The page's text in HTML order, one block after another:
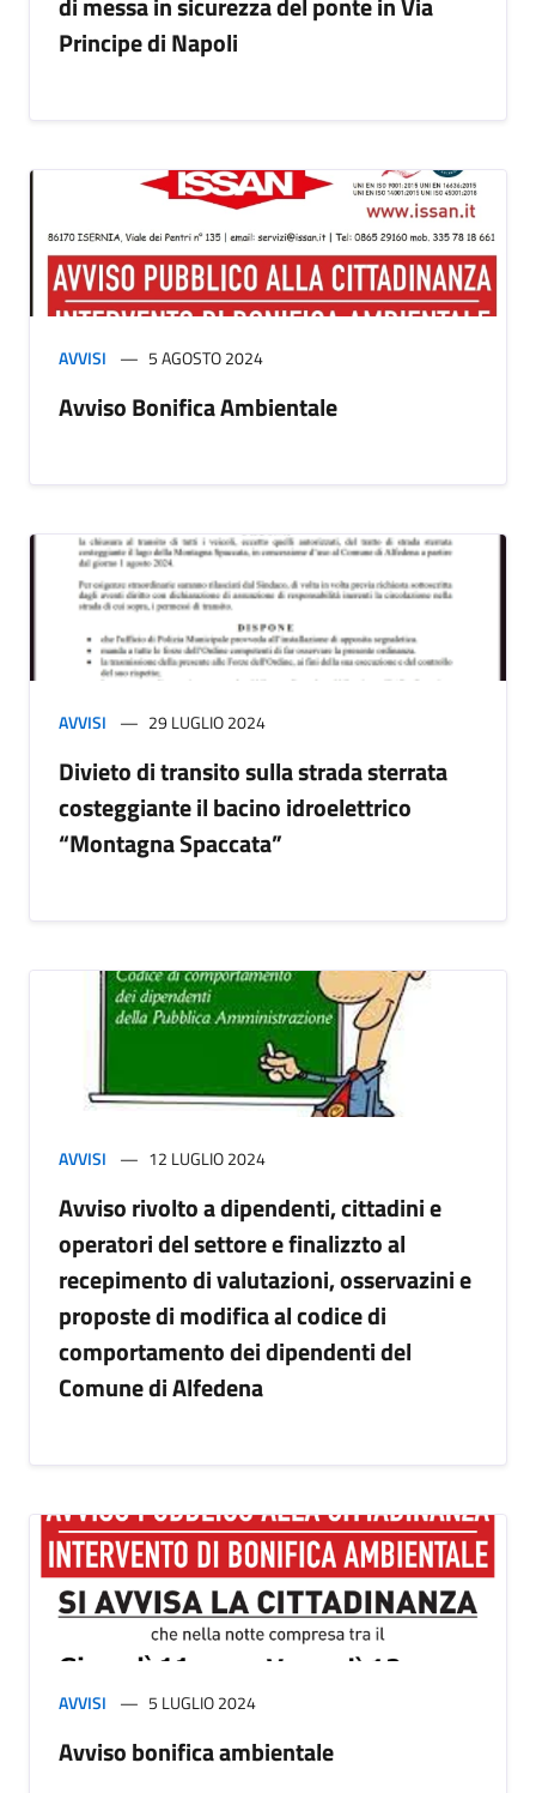
Principe di Napoli
AVVISI 5 AGOSTO 2024
Avviso Bonifica Ambientale
AVVISI 29 LUGLIO 2024
Divieto di transito sulla strada sterrata
costeggiante il bacino idroelettrico
“Montagna Spaccata”
AVVISI 12 LUGLIO 2024
Avviso rivolto a dipendenti, cittadini e
operatori del settore e finalizzto al
recepimento di valutazioni, osservazini e
proposte di modifica al codice di
comportamento dei dipendenti del
Comune di Alfedena
AVVISI 5 LUGLIO 2024
Avviso bonifica ambientale